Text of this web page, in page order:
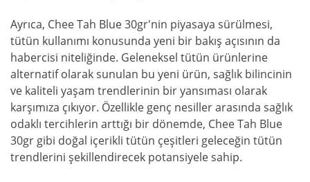
Ayrıca, Chee Tah Blue 30gr'nin piyasaya sürülmesi,
tütün kullanımı konusunda yeni bir bakış açısının da
habercisi niteliğinde. Geleneksel tütün ürünlerine
alternatif olarak sunulan bu yeni ürün, sağlık bilincinin
ve kaliteli yaşam trendlerinin bir yansıması olarak
karşımıza çıkıyor. Özellikle genç nesiller arasında sağlık
odaklı tercihlerin arttığı bir dönemde, Chee Tah Blue
30gr gibi doğal içerikli tütün çeşitleri geleceğin tütün
trendlerini şekillendirecek potansiyele sahip.